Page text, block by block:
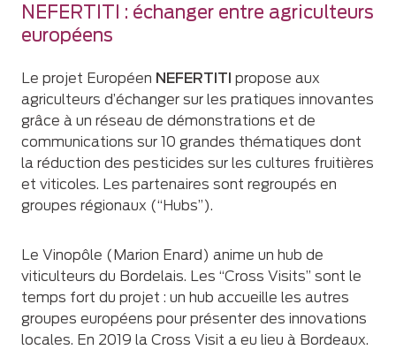
NEFERTITI : échanger entre agriculteurs
européens
Le projet Européen NEFERTITI propose aux
agriculteurs d’échanger sur les pratiques innovantes
grâce à un réseau de démonstrations et de
communications sur 10 grandes thématiques dont
la réduction des pesticides sur les cultures fruitières
et viticoles. Les partenaires sont regroupés en
groupes régionaux (“Hubs”).
Le Vinopôle (Marion Enard) anime un hub de
viticulteurs du Bordelais. Les “Cross Visits” sont le
temps fort du projet : un hub accueille les autres
groupes européens pour présenter des innovations
locales. En 2019 la Cross Visit a eu lieu à Bordeaux.